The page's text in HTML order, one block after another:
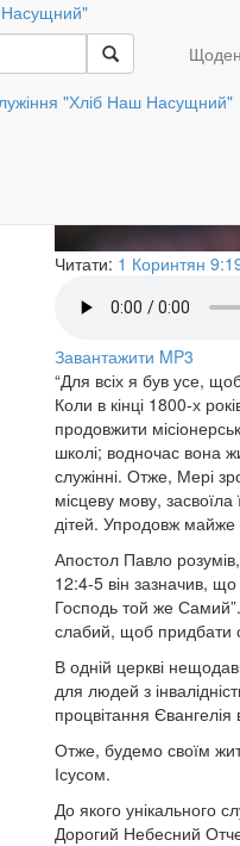
"Хліб Наш Насущний"
Інший
Читати: 1 Коринтян
Завантажити MP3
“Для всіх я був усе,
Коли в кінці 1800-х
продовжити
школі; водночас вона
служінні. Отже, Мері
місцеву мову,
дітей. Упродовж майже
Апостол Павло
12:4-5 він зазначив,
Господь той же
слабий, щоб придбати
В одній церкві
для людей з
процвітання Євангелія
Отже, будемо своїм
Ісусом.
До якого унікального
Дорогий Небесний